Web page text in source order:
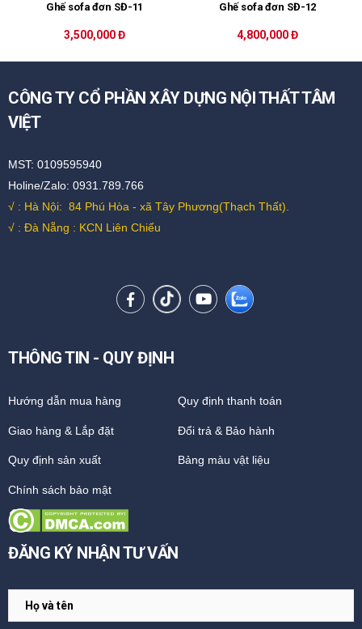
Ghế sofa đơn SĐ-11
3,500,000 Đ
Ghế sofa đơn SĐ-12
4,800,000 Đ
CÔNG TY CỔ PHẦN XÂY DỰNG NỘI THẤT TÂM
VIỆT
MST: 0109595940
Holine/Zalo: 0931.789.766
√ : Hà Nội: 84 Phú Hòa - xã Tây Phương(Thạch Thất).
√ : Đà Nẵng : KCN Liên Chiểu
THÔNG TIN - QUY ĐỊNH
Hướng dẫn mua hàng Quy định thanh toán
Giao hàng & Lắp đặt Đổi trả & Bảo hành
Quy định sản xuất Bảng màu vật liệu
Chính sách bảo mật
ĐĂNG KÝ NHẬN TƯ VẤN